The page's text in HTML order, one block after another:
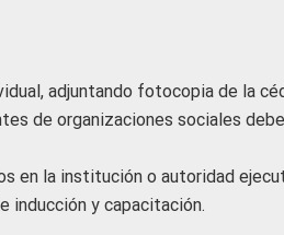
adjuntando fotocopia de la
de organizaciones sociales
en la institución o autoridad
inducción y capacitación.